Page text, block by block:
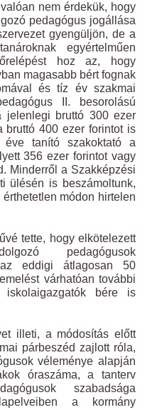
nem érdekük, hogy
pedagógus jogállása
gyengüljön, de a
egyértelműen
hoz az, hogy
magasabb bért fognak
és tíz év szakmai
II. besorolású
jelenlegi bruttó 300 ezer
bruttó 400 ezer forintot is
éve tanító szakoktató a
356 ezer forintot vagy
Minderről a Szakképzési
ülésén is beszámoltunk,
módon hirtelen
tette, hogy elkötelezett
pedagógusok
eddigi átlagosan 50
várhatóan további
bére is
illeti, a módosítás előtt
párbeszéd zajlott róla,
véleménye alapján
óraszáma, a tanterv
szabadsága
a kormány